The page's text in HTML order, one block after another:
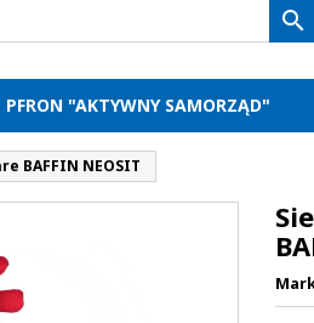

PFRON "AKTYWNY SAMORZĄD"
BAFFIN NEOSIT